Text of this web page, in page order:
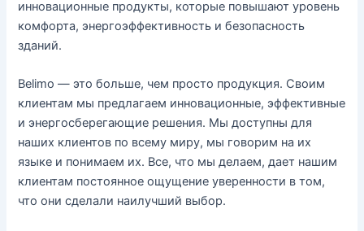
инновационные продукты, которые повышают уровень
комфорта, энергоэффективность и безопасность
зданий.
Belimo — это больше, чем просто продукция. Своим
клиентам мы предлагаем инновационные, эффективные
и энергосберегающие решения. Мы доступны для
наших клиентов по всему миру, мы говорим на их
языке и понимаем их. Все, что мы делаем, дает нашим
клиентам постоянное ощущение уверенности в том,
что они сделали наилучший выбор.